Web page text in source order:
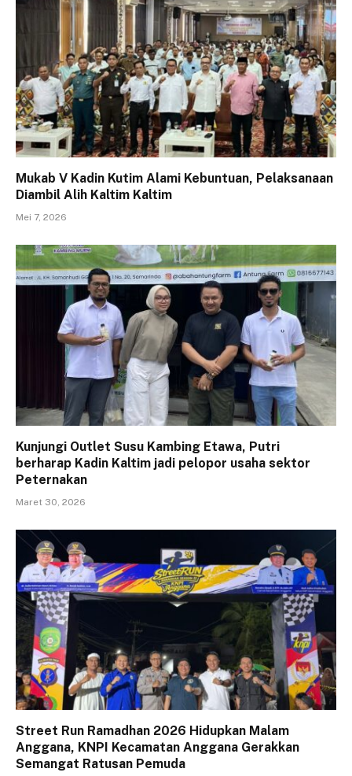
Mukab V Kadin Kutim Alami Kebuntuan, Pelaksanaan
Diambil Alih Kaltim Kaltim
Mei 7, 2026
Kunjungi Outlet Susu Kambing Etawa, Putri
berharap Kadin Kaltim jadi pelopor usaha sektor
Peternakan
Maret 30, 2026
Street Run Ramadhan 2026 Hidupkan Malam
Anggana, KNPI Kecamatan Anggana Gerakkan
Semangat Ratusan Pemuda